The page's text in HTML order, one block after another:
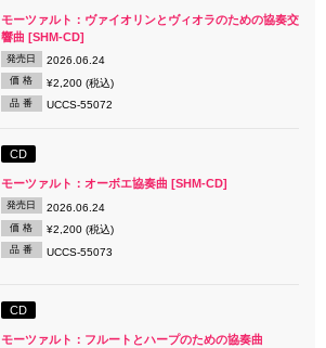
モーツァルト：ヴァイオリンとヴィオラのための協奏交
響曲 [SHM-CD]
発売日 2026.06.24
価 格 ¥2,200 (税込)
品 番 UCCS-55072
CD
モーツァルト：オーボエ協奏曲 [SHM-CD]
発売日 2026.06.24
価 格 ¥2,200 (税込)
品 番 UCCS-55073
CD
モーツァルト：フルートとハープのための協奏曲